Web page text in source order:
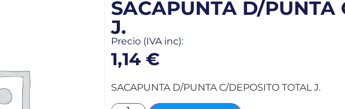
SACAPUNTA D/PUNTA
J.
Precio (IVA inc):
1,14 €
SACAPUNTA D/PUNTA C/DEPOSITO TOTAL J.